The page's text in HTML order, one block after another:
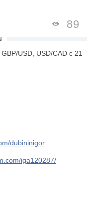
89
USD, USD/CAD c 21
dubininigor
iga120287/